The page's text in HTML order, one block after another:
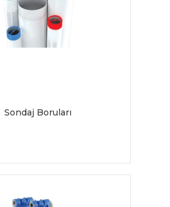
Sondaj Boruları